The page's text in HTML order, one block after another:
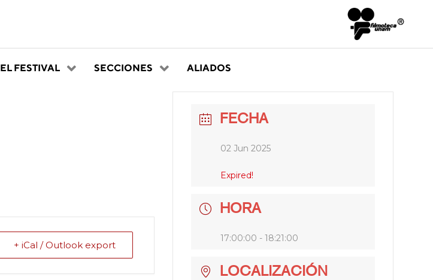
EL FESTIVAL SECCIONES ALIADOS
+ iCal / Outlook export
FECHA
02 Jun 2025
Expired!
HORA
17:00:00 - 18:21:00
LOCALIZACIÓN